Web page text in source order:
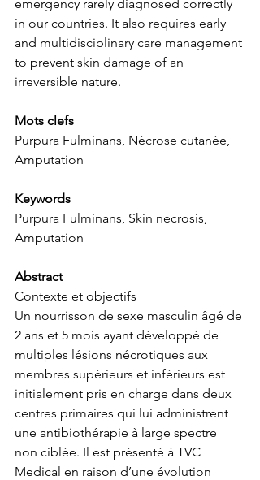
emergency rarely diagnosed correctly
in our countries. It also requires early
and multidisciplinary care management
to prevent skin damage of an
irreversible nature.
Mots clefs
Purpura Fulminans, Nécrose cutanée,
Amputation
Keywords
Purpura Fulminans, Skin necrosis,
Amputation
Abstract
Contexte et objectifs
Un nourrisson de sexe masculin âgé de
2 ans et 5 mois ayant développé de
multiples lésions nécrotiques aux
membres supérieurs et inférieurs est
initialement pris en charge dans deux
centres primaires qui lui administrent
une antibiothérapie à large spectre
non ciblée. Il est présenté à TVC
Medical en raison d’une évolution